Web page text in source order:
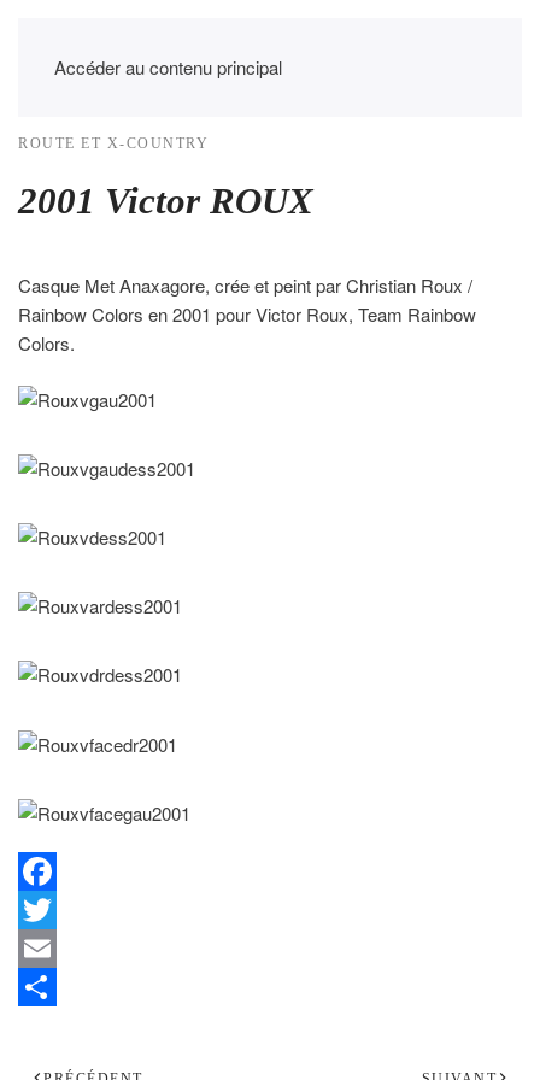
Accéder au contenu principal
ROUTE ET X-COUNTRY
2001 Victor ROUX
Casque Met Anaxagore, crée et peint par Christian Roux /
Rainbow Colors en 2001 pour Victor Roux, Team Rainbow
Colors.
Facebook
Twitter
Email